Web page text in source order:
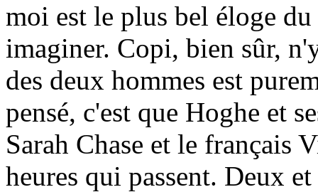
moi est le plus bel éloge
imaginer. Copi, bien sûr,
des deux hommes est
pensé, c'est que Hoghe et
Sarah Chase et le français
heures qui passent. Deux